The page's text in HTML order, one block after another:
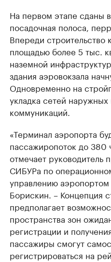
На первом этапе сданы
посадочная полоса,
Впереди строительство
площадью более 5 тыс.
наземной
здания аэровокзала
Одновременно на
укладка сетей
коммуникаций.
«Терминал аэропорта
пассажиропоток до 380
отмечает руководитель
СИБУРа по
управлению аэропортом
Борискин. – Концепция
предполагает
пространства зон
регистрации и
пассажиры смогут
регистрироваться на